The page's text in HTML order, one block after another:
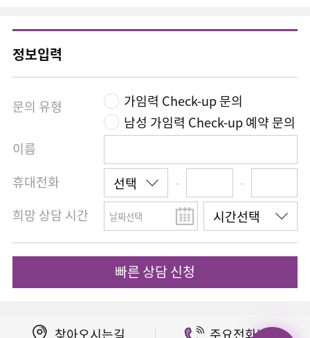
정보입력
문의 유형
가임력 Check-up 문의
남성 가임력 Check-up 예약 문의
이름
휴대전화
-
-
희망 상담 시간
빠른 상담 신청
찾아오시는길 주요전화번호